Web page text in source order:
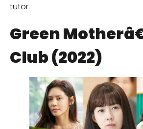
tutor.
Green
Club (2022)